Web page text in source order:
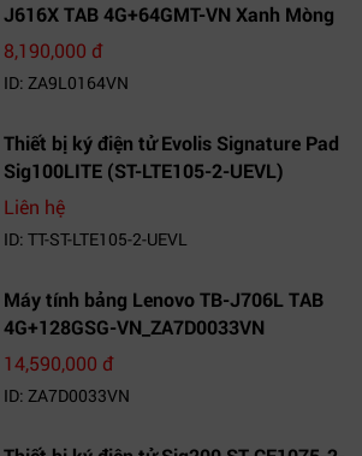
J616X TAB 4G+64GMT-VN Xanh Mòng
Két_ZA9L0164VN
8,190,000 đ
ID: ZA9L0164VN
Thiết bị ký điện tử Evolis Signature Pad
Sig100LITE (ST-LTE105-2-UEVL)
Liên hệ
ID: TT-ST-LTE105-2-UEVL
Máy tính bảng Lenovo TB-J706L TAB
4G+128GSG-VN_ZA7D0033VN
14,590,000 đ
ID: ZA7D0033VN